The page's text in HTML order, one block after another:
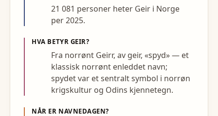
21 081 personer heter Geir i Norge
per 2025.
HVA BETYR GEIR?
Fra norrønt Geirr, av geir, «spyd» — et
klassisk norrønt enleddet navn;
spydet var et sentralt symbol i norrøn
krigskultur og Odins kjennetegn.
NÅR ER NAVNEDAGEN?